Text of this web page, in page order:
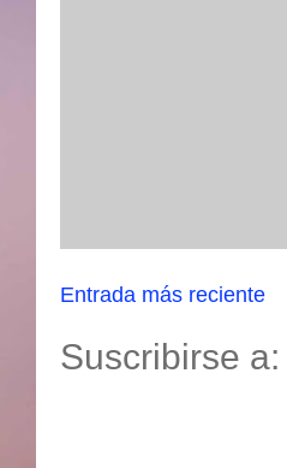
Entrada más reciente
Suscribirse a: